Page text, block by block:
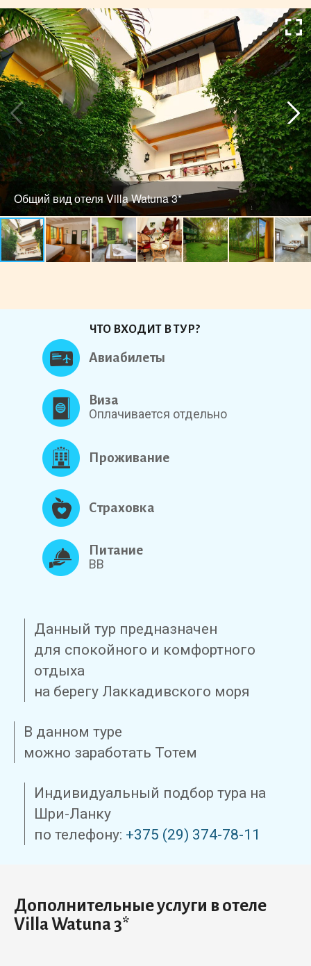
Общий вид отеля Villa Watuna 3*
ЧТО ВХОДИТ В ТУР?
Авиабилеты
Виза
Оплачивается отдельно
Проживание
Страховка
Питание
BB
Данный тур предназначен
для спокойного и комфортного
отдыха
на берегу Лаккадивского моря
В данном туре
можно заработать Тотем
Индивидуальный подбор тура на
Шри-Ланку
по телефону: +375 (29) 374-78-11
Дополнительные услуги в отеле
Villa Watuna 3*